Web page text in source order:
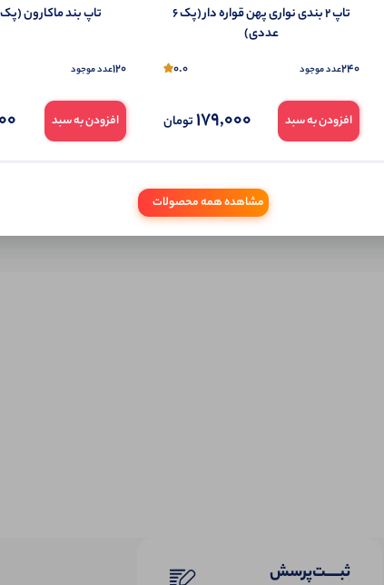
تمایل می‌توانید به صورت ناشناس نیز دیدگاه خود را ثبت کنید.
ثبـــــت‌پرسش
تاپ ۲ بندی نواری پهن قواره دار (پک 6
عددی)
240عدد موجود 0.0
افزودن به سبد 179,000تومان
تاپ بند ماکارون (پک 4 عددی)
120عدد موجود
افزودن به سبد
مشاهده همه محصولات